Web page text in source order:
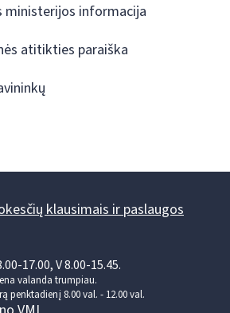
ministerijos informacija
atitikties paraiška
klausimais ir paslaugos
17.00, V 8.00-15.45.
valanda trumpiau.
penktadienį 8.00 val. - 12.00 val.